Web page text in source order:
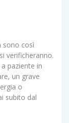
sono così
verificheranno.
paziente in
un grave
o
subito dal